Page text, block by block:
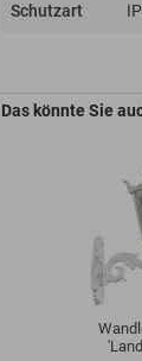
Schutzart
Das könnte Sie